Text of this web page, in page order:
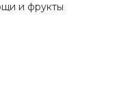
и фрукты